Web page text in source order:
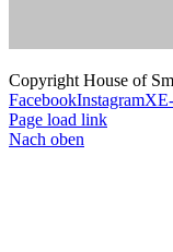
Copyright House of
FacebookInstagramX
Page load link
Nach oben